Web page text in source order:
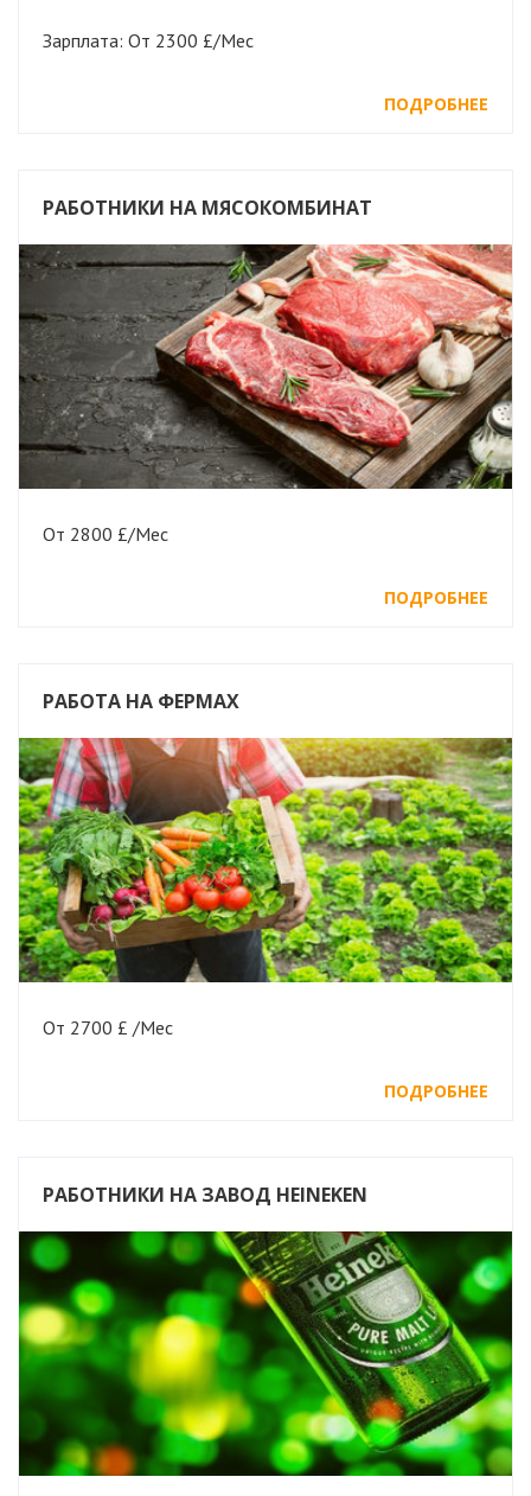
Зарплата: От 2300 £/Мес
ПОДРОБНЕЕ
РАБОТНИКИ НА МЯСОКОМБИНАТ
От 2800 £/Мес
ПОДРОБНЕЕ
РАБОТА НА ФЕРМАХ
От 2700 £ /Мес
ПОДРОБНЕЕ
РАБОТНИКИ НА ЗАВОД HEINEKEN